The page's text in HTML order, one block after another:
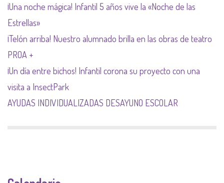
¡Una noche mágica! Infantil 5 años vive la «Noche de las
Estrellas»
¡Telón arriba! Nuestro alumnado brilla en las obras de teatro
PROA +
¡Un día entre bichos! Infantil corona su proyecto con una
visita a InsectPark
AYUDAS INDIVIDUALIZADAS DESAYUNO ESCOLAR